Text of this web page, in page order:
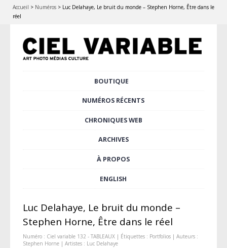
Accueil > Numéros > Luc Delahaye, Le bruit du monde – Stephen Horne, Être dans le
réel
BOUTIQUE
NUMÉROS RÉCENTS
CHRONIQUES WEB
ARCHIVES
À PROPOS
ENGLISH
Luc Delahaye, Le bruit du monde –
Stephen Horne, Être dans le réel
Numéro : Ciel variable 132 - TABLEAUX| Étiquettes : Portfolios| Auteurs :
Stephen Horne| Artistes : Luc Delahaye